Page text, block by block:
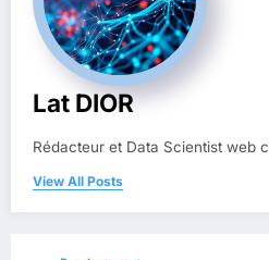
Lat DIOR
Rédacteur et Data Scientist web
View All Posts